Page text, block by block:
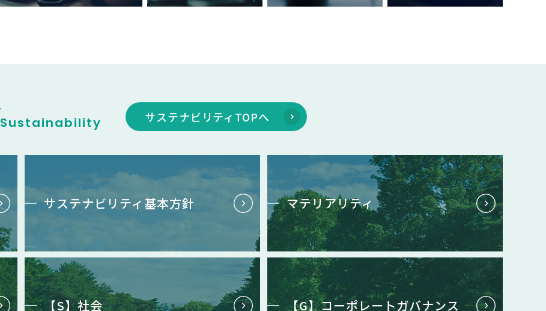
Sustainability サステナビリティTOPへ
サステナビリティ基本方針 マテリアリティ
【S】社会 【G】コーポレートガバナンス